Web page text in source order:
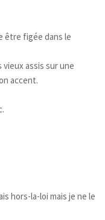
être figée dans le
assis sur une
accent.
hors-la-loi mais je ne le